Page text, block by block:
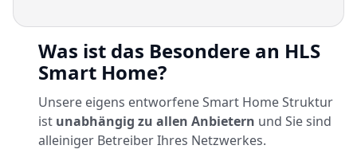
Was ist das Besondere an HLS
Smart Home?
Unsere eigens entworfene Smart Home Struktur
ist unabhängig zu allen Anbietern und Sie sind
alleiniger Betreiber Ihres Netzwerkes.